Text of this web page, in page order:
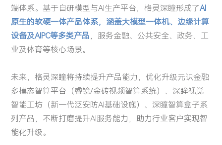
端体系。基于自研模型与AI生产平台，格灵深瞳形成了AI
原生的软硬一体产品体系，涵盖大模型一体机、边缘计算
设备及AIPC等多类产品，服务金融、公共安全、政务、工
业及体育等核心场景。
未来，格灵深瞳将持续提升产品能力，优化升级元识金融
多模态智算平台（睿镜/金砖视频智算系统）、深眸视觉
智能工坊（新一代泛安防AI基础设施）、深瞳智算盒子系
列产品，不断打磨提升AI服务能力，助力行业客户实现智
能化升级。